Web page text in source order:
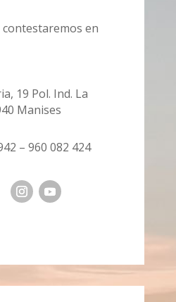
contestaremos en
19 Pol. Ind. La
Manises
– 960 082 424